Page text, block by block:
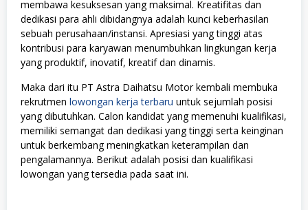
membawa kesuksesan yang maksimal. Kreatifitas dan
dedikasi para ahli dibidangnya adalah kunci keberhasilan
sebuah perusahaan/instansi. Apresiasi yang tinggi atas
kontribusi para karyawan menumbuhkan lingkungan kerja
yang produktif, inovatif, kreatif dan dinamis.
Maka dari itu PT Astra Daihatsu Motor kembali membuka
rekrutmen lowongan kerja terbaru untuk sejumlah posisi
yang dibutuhkan. Calon kandidat yang memenuhi kualifikasi,
memiliki semangat dan dedikasi yang tinggi serta keinginan
untuk berkembang meningkatkan keterampilan dan
pengalamannya. Berikut adalah posisi dan kualifikasi
lowongan yang tersedia pada saat ini.